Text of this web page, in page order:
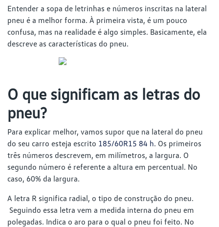
Entender a sopa de letrinhas e números inscritas na lateral
pneu é a melhor forma. À primeira vista, é um pouco
confusa, mas na realidade é algo simples. Basicamente, ela
descreve as características do pneu.
O que significam as letras do
pneu?
Para explicar melhor, vamos supor que na lateral do pneu
do seu carro esteja escrito 185/60R15 84 h. Os primeiros
três números descrevem, em milímetros, a largura. O
segundo número é referente a altura em percentual. No
caso, 60% da largura.
A letra R significa radial, o tipo de construção do pneu.
Seguindo essa letra vem a medida interna do pneu em
polegadas. Indica o aro para o qual o pneu foi feito. No